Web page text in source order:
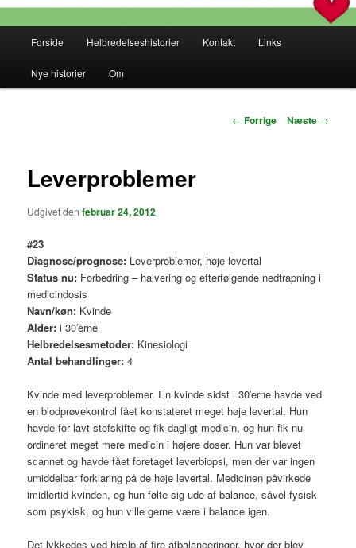
om naturlig helbredelse
Fortsæt
til
Forside Helbredelseshistorier Kontakt Links
Nye historier Om
Indlægsnavigation
← Forrige Næste →
Leverproblemer
Udgivet denfebruar 24, 2012
#23
Diagnose/prognose: Leverproblemer, høje levertal
Status nu: Forbedring – halvering og efterfølgende nedtrapning i
medicindosis
Navn/køn: Kvinde
Alder: i 30′erne
Helbredelsesmetoder: Kinesiologi
Antal behandlinger: 4
Kvinde med leverproblemer. En kvinde sidst i 30′erne havde ved
en blodprøvekontrol fået konstateret meget høje levertal. Hun
havde for lavt stofskifte og fik dagligt medicin, og hun fik nu
ordineret meget mere medicin i højere doser. Hun var blevet
scannet og havde fået foretaget leverbiopsi, men der var ingen
umiddelbar forklaring på de høje levertal. Medicinen påvirkede
imidlertid kvinden, og hun følte sig ude af balance, såvel fysisk
som psykisk, og hun ville gerne være i balance igen.
Det lykkedes ved hjælp af fire afbalanceringer, hvor der blev